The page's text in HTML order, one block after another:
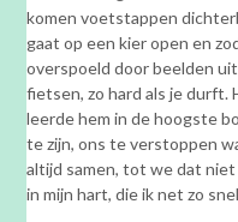
komen voetstappen
gaat op een kier open en
overspoeld door beelden
fietsen, zo hard als je durft.
leerde hem in de hoogste
te zijn, ons te verstoppen
altijd samen, tot we dat
in mijn hart, die ik net zo